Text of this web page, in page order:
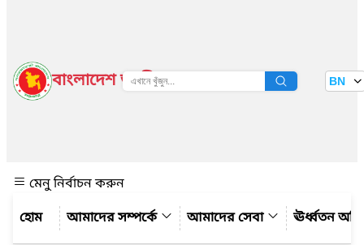
বাংলাদেশ জাতীয় তথ্য বাতায়ন BN
মেনু নির্বাচন করুন
আমাদের সম্পর্কে
আমাদের সেবা ঊর্ধ্বতন